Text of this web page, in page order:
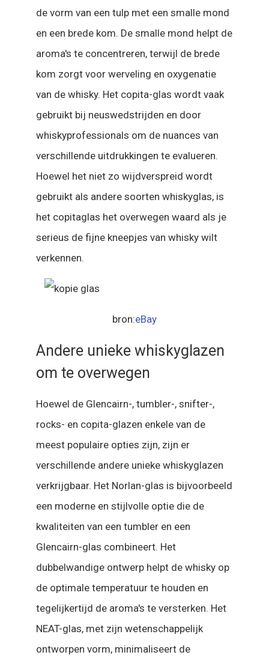
de vorm van een tulp met een smalle mond
en een brede kom. De smalle mond helpt de
aroma's te concentreren, terwijl de brede
kom zorgt voor werveling en oxygenatie
van de whisky. Het copita-glas wordt vaak
gebruikt bij neuswedstrijden en door
whiskyprofessionals om de nuances van
verschillende uitdrukkingen te evalueren.
Hoewel het niet zo wijdverspreid wordt
gebruikt als andere soorten whiskyglas, is
het copitaglas het overwegen waard als je
serieus de fijne kneepjes van whisky wilt
verkennen.
bron:eBay
Andere unieke whiskyglazen
om te overwegen
Hoewel de Glencairn-, tumbler-, snifter-,
rocks- en copita-glazen enkele van de
meest populaire opties zijn, zijn er
verschillende andere unieke whiskyglazen
verkrijgbaar. Het Norlan-glas is bijvoorbeeld
een moderne en stijlvolle optie die de
kwaliteiten van een tumbler en een
Glencairn-glas combineert. Het
dubbelwandige ontwerp helpt de whisky op
de optimale temperatuur te houden en
tegelijkertijd de aroma's te versterken. Het
NEAT-glas, met zijn wetenschappelijk
ontworpen vorm, minimaliseert de